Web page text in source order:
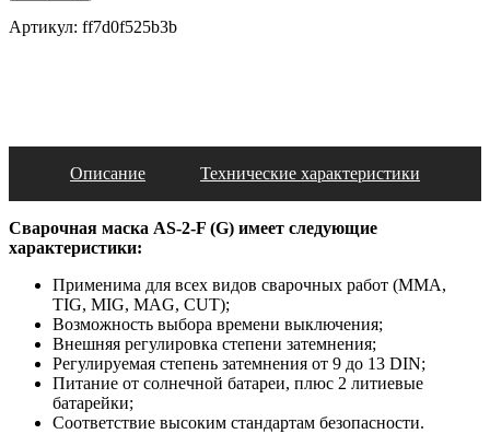
Артикул: ff7d0f525b3b
Описание Технические характеристики
Сварочная маска AS-2-F (G) имеет следующие
характеристики:
Применима для всех видов сварочных работ (MMA,
TIG, MIG, MAG, CUT);
Возможность выбора времени выключения;
Внешняя регулировка степени затемнения;
Регулируемая степень затемнения от 9 до 13 DIN;
Питание от солнечной батареи, плюс 2 литиевые
батарейки;
Соответствие высоким стандартам безопасности.